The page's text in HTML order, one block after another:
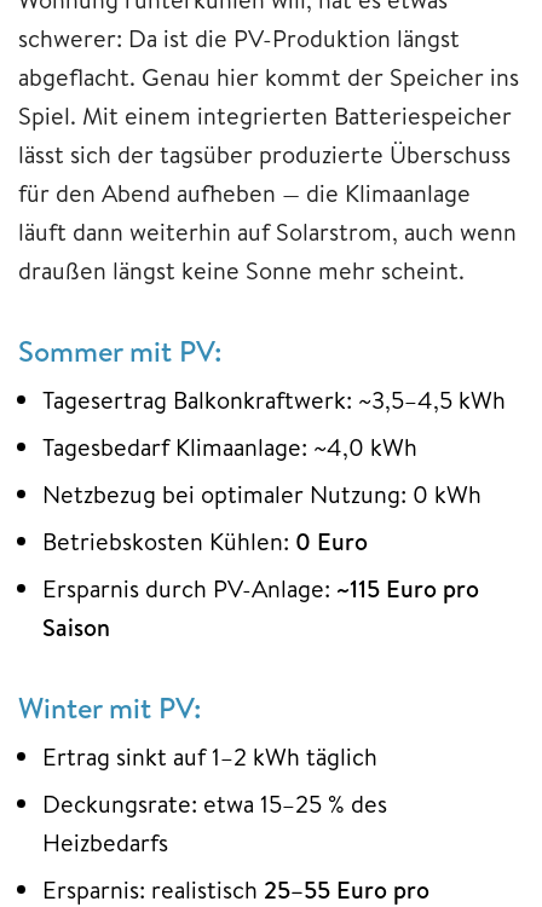
schwerer: Da ist die PV-Produktion längst
abgeflacht. Genau hier kommt der Speicher ins
Spiel. Mit einem integrierten Batteriespeicher
lässt sich der tagsüber produzierte Überschuss
für den Abend aufheben — die Klimaanlage
läuft dann weiterhin auf Solarstrom, auch wenn
draußen längst keine Sonne mehr scheint.
Sommer mit PV:
Tagesertrag Balkonkraftwerk: ~3,5–4,5 kWh
Tagesbedarf Klimaanlage: ~4,0 kWh
Netzbezug bei optimaler Nutzung: 0 kWh
Betriebskosten Kühlen: 0 Euro
Ersparnis durch PV-Anlage: ~115 Euro pro
Saison
Winter mit PV:
Ertrag sinkt auf 1–2 kWh täglich
Deckungsrate: etwa 15–25 % des
Heizbedarfs
Ersparnis: realistisch 25–55 Euro pro